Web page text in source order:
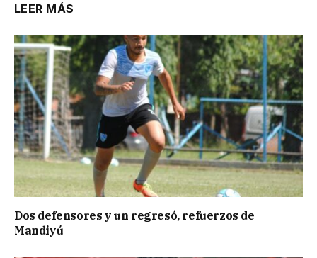
LEER MÁS
Dos defensores y un regresó, refuerzos de
Mandiyú